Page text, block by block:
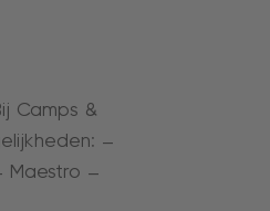
Camps &
–
Maestro –